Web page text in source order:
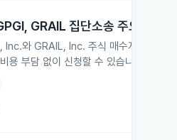
GRAIL 집단소송 주요 원고
와 GRAIL, Inc. 주식 매수자들을 대
용 부담 없이 신청할 수 있습니다.